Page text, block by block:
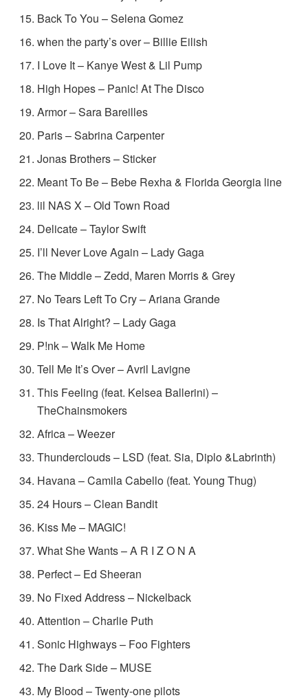
Back To You – Selena Gomez
when the party’s over – Billie Eilish
I Love It – Kanye West & Lil Pump
High Hopes – Panic! At The Disco
Armor – Sara Bareilles
Paris – Sabrina Carpenter
Jonas Brothers – Sticker
Meant To Be – Bebe Rexha & Florida Georgia line
lil NAS X – Old Town Road
Delicate – Taylor Swift
I’ll Never Love Again – Lady Gaga
The Middle – Zedd, Maren Morris & Grey
No Tears Left To Cry – Ariana Grande
Is That Alright? – Lady Gaga
P!nk – Walk Me Home
Tell Me It’s Over – Avril Lavigne
This Feeling (feat. Kelsea Ballerini) –
TheChainsmokers
Africa – Weezer
Thunderclouds – LSD (feat. Sia, Diplo &Labrinth)
Havana – Camila Cabello (feat. Young Thug)
24 Hours – Clean Bandit
Kiss Me – MAGIC!
What She Wants – A R I Z O N A
Perfect – Ed Sheeran
No Fixed Address – Nickelback
Attention – Charlie Puth
Sonic Highways – Foo Fighters
The Dark Side – MUSE
My Blood – Twenty-one pilots